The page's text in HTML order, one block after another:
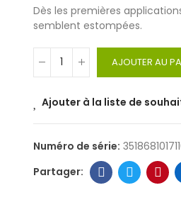
Dès les premières
semblent estompées.
AJOUTER AU
Ajouter à la liste de
Numéro de série: